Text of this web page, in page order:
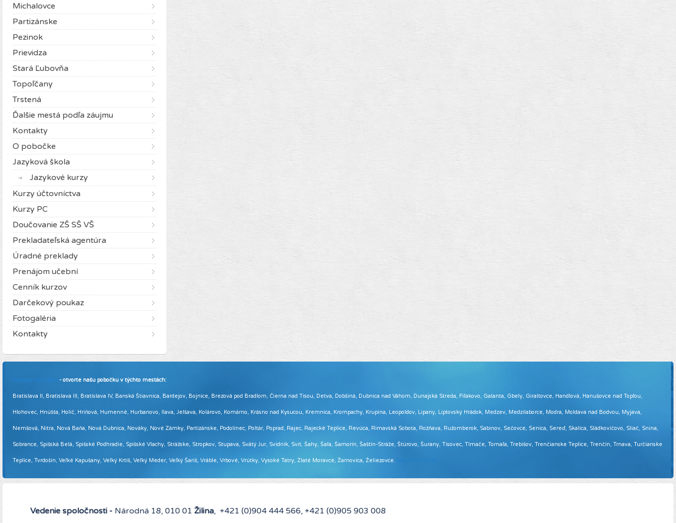
Michalovce
Partizánske
Pezinok
Prievidza
Stará Ľubovňa
Topoľčany
Trstená
Ďalšie mestá podľa záujmu
Kontakty
O pobočke
Jazyková škola
Jazykové kurzy
Kurzy účtovníctva
Kurzy PC
Doučovanie ZŠ SŠ VŠ
Prekladateľská agentúra
Úradné preklady
Prenájom učební
Cenník kurzov
Darčekový poukaz
Fotogaléria
Kontakty
Pridajte sa k nám - otvorte našu pobočku v týchto mestách:
Bratislava II, Bratislava III, Bratislava IV, Banská Štiavnica, Bardejov, Bojnice, Brezová pod Bradlom, Čierna nad Tisou, Detva, Dobšiná, Dubnica nad Váhom, Dunajská Streda, Fiľakovo, Galanta, Gbely, Giraltovce, Handlová, Hanušovce nad Topľou,
Hlohovec, Hnúšťa, Holíč, Hriňová, Humenné, Hurbanovo, Ilava, Jelšava, Kolárovo, Komárno, Krásno nad Kysucou, Kremnica, Krompachy, Krupina, Leopoldov, Lipany, Liptovský Hrádok, Medzev, Medzilaborce, Modra, Moldava nad Bodvou, Myjava,
Nemšová, Nitra, Nová Baňa, Nová Dubnica, Nováky, Nové Zámky, Partizánske, Podolínec, Poltár, Poprad, Rajec, Rajecké Teplice, Revúca, Rimavská Sobota, Rožňava, Ružomberok, Sabinov, Sečovce, Senica, Sereď, Skalica, Sládkovičovo, Sliač, Snina,
Sobrance, Spišská Belá, Spišské Podhradie, Spišské Vlachy, Strážske, Stropkov, Stupava, Svätý Jur, Svidník, Svit, Šahy, Šaľa, Šamorín, Šaštín-Stráže, Štúrovo, Šurany, Tisovec, Tlmače, Tornaľa, Trebišov, Trenčianske Teplice, Trenčín, Trnava, Turčianske
Teplice, Tvrdošín, Veľké Kapušany, Veľký Krtíš, Veľký Meder, Veľký Šariš, Vráble, Vrbové, Vrútky, Vysoké Tatry, Zlaté Moravce, Žarnovica, Želiezovce.
Vedenie spoločnosti - Národná 18, 010 01 Žilina, +421 (0)904 444 566, +421 (0)905 903 008